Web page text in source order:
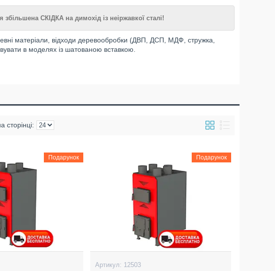
збільшена СКІДКА на димохід із неіржавкої сталі!
матеріали, відходи деревообробки (ДВП, ДСП, МДФ, стружка,
в моделях із шатованою вставкою.
Подарунок Подарунок
12503